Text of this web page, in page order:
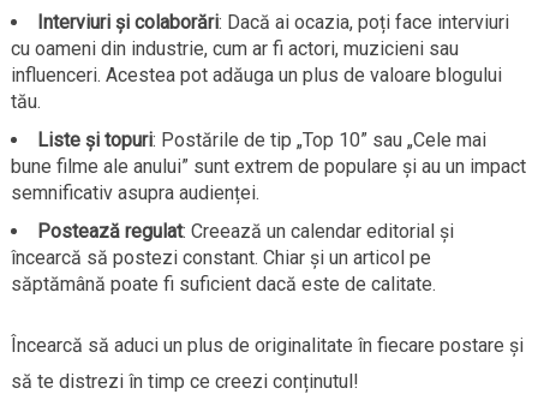
Interviuri și colaborări: Dacă ai ocazia, poți face interviuri
cu oameni din industrie, cum ar fi actori, muzicieni sau
influenceri. Acestea pot adăuga un plus de valoare blogului
tău.
Liste și topuri: Postările de tip „Top 10” sau „Cele mai
bune filme ale anului” sunt extrem de populare și au un impact
semnificativ asupra audienței.
Postează regulat: Creează un calendar editorial și
încearcă să postezi constant. Chiar și un articol pe
săptămână poate fi suficient dacă este de calitate.
Încearcă să aduci un plus de originalitate în fiecare postare și
să te distrezi în timp ce creezi conținutul!